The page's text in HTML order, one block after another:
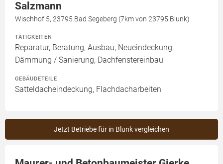
Salzmann
Wischhof 5, 23795 Bad Segeberg (7km von 23795 Blunk)
TÄTIGKEITEN
Reparatur, Beratung, Ausbau, Neueindeckung,
Dämmung / Sanierung, Dachfenstereinbau
GEBÄUDETEILE
Satteldacheindeckung, Flachdacharbeiten
Jetzt Betriebe für in Blunk vergleichen